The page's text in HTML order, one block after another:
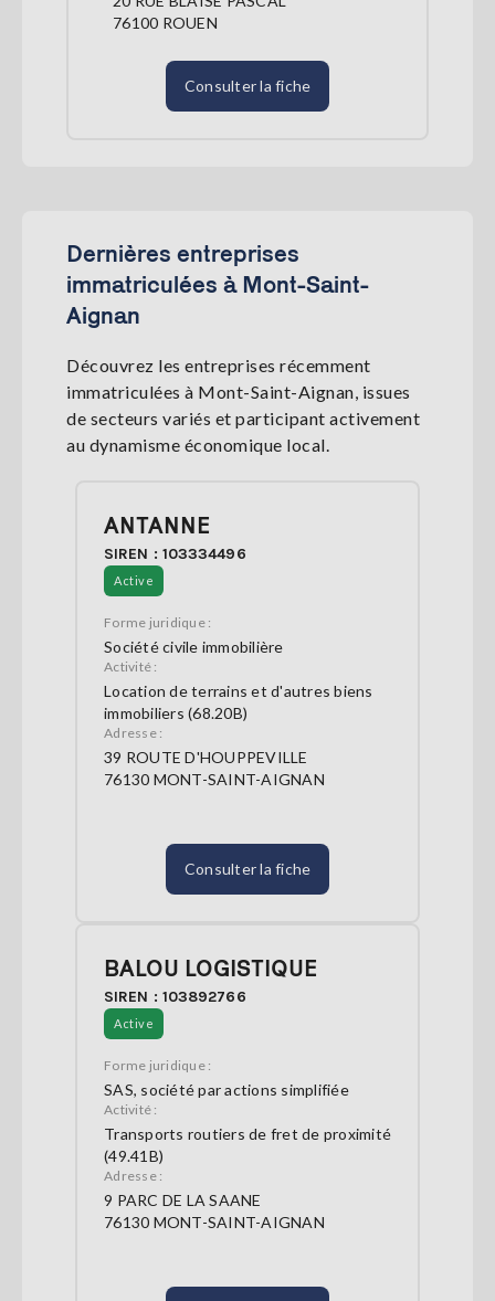
76100 ROUEN
Consulter la fiche
Dernières entreprises
immatriculées à Mont-Saint-
Aignan
Découvrez les entreprises récemment
immatriculées à Mont-Saint-Aignan, issues
de secteurs variés et participant activement
au dynamisme économique local.
ANTANNE
SIREN : 103334496
Active
Forme juridique :
Société civile immobilière
Activité :
Location de terrains et d'autres biens
immobiliers (68.20B)
Adresse :
39 ROUTE D'HOUPPEVILLE
76130 MONT-SAINT-AIGNAN
Consulter la fiche
BALOU LOGISTIQUE
SIREN : 103892766
Active
Forme juridique :
SAS, société par actions simplifiée
Activité :
Transports routiers de fret de proximité
(49.41B)
Adresse :
9 PARC DE LA SAANE
76130 MONT-SAINT-AIGNAN